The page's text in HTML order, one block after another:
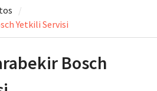
Yetkili Servisi
Bosch